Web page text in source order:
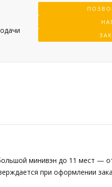
минивэн до 11 мест —
при оформлении